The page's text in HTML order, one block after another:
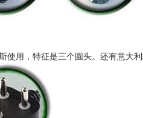
使用，特征是三个圆头。还有意大